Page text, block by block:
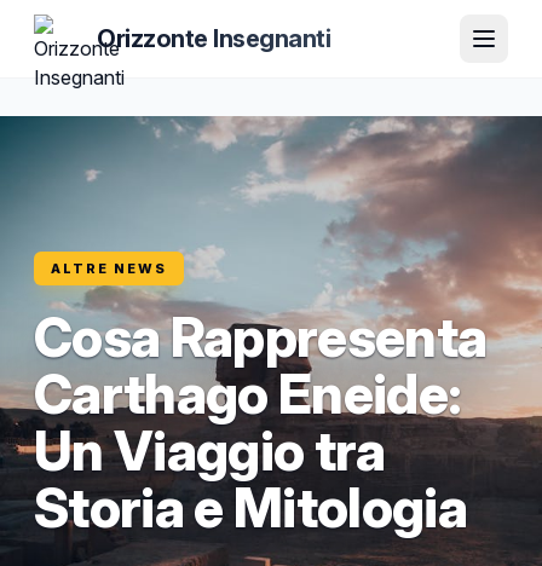
Orizzonte Insegnanti
ALTRE NEWS
Cosa Rappresenta
Carthago Eneide:
Un Viaggio tra
Storia e Mitologia